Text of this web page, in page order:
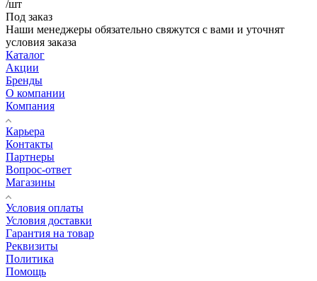
/шт
Под заказ
Наши менеджеры обязательно свяжутся с вами и уточнят
условия заказа
Каталог
Акции
Бренды
О компании
Компания
Карьера
Контакты
Партнеры
Вопрос-ответ
Магазины
Условия оплаты
Условия доставки
Гарантия на товар
Реквизиты
Политика
Помощь